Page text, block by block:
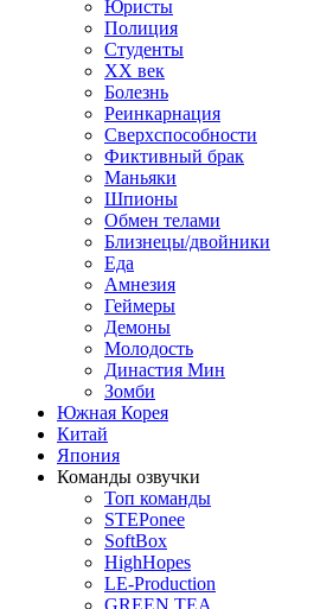
Юристы
Полиция
Студенты
ХХ век
Болезнь
Реинкарнация
Сверхспособности
Фиктивный брак
Маньяки
Шпионы
Обмен телами
Близнецы/двойники
Еда
Амнезия
Геймеры
Демоны
Молодость
Династия Мин
Зомби
Южная Корея
Китай
Япония
Команды озвучки
Топ команды
STEPonee
SoftBox
HighHopes
LE-Production
GREEN TEA